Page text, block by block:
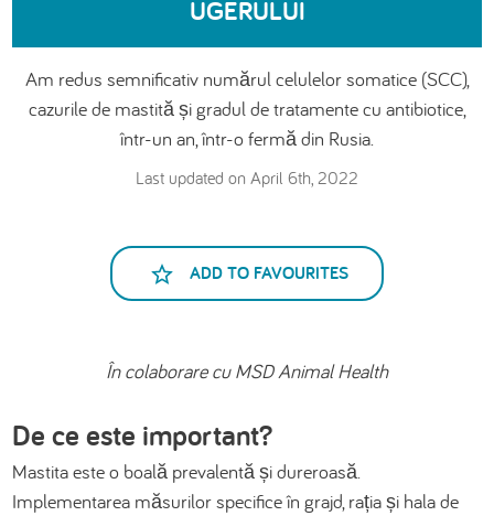
العربية
UGERULUI
Am redus semnificativ numărul celulelor somatice (SCC),
cazurile de mastită și gradul de tratamente cu antibiotice,
într-un an, într-o fermă din Rusia.
Last updated on April 6th, 2022
ADD TO FAVOURITES
În colaborare cu MSD Animal Health
De ce este important?
Mastita este o boală prevalentă și dureroasă.
Implementarea măsurilor specifice în grajd, rația și hala de